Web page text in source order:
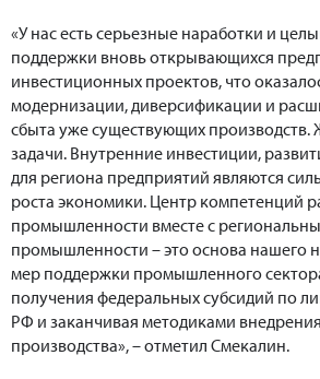
«У нас есть серьезные наработки и
поддержки вновь открывающихся
инвестиционных проектов, что
модернизации, диверсификации и
сбыта уже существующих производств.
задачи. Внутренние инвестиции,
для региона предприятий являются
роста экономики. Центр компетенций
промышленности вместе с
промышленности – это основа нашего
мер поддержки промышленного
получения федеральных субсидий по
РФ и заканчивая методиками
производства», – отметил Смекалин.